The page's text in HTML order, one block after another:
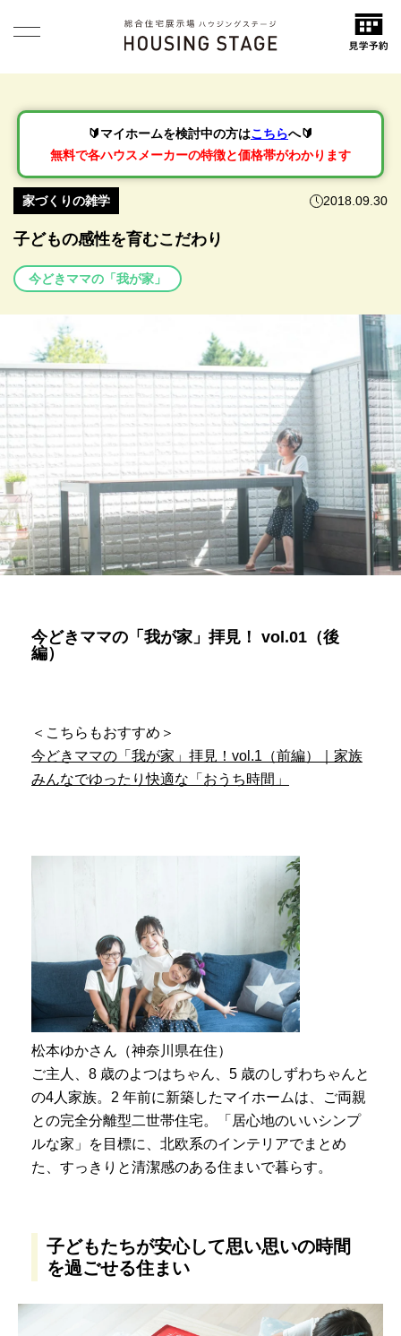
🔰マイホームを検討中の方はこちらへ🔰
無料で各ハウスメーカーの特徴と価格帯がわかります
家づくりの雑学 2018.09.30
子どもの感性を育むこだわり
今どきママの「我が家」
今どきママの「我が家」拝見！ vol.01（後
編）
＜こちらもおすすめ＞
今どきママの「我が家」拝見！vol.1（前編）｜家族
みんなでゆったり快適な「おうち時間」
松本ゆかさん（神奈川県在住）
ご主人、8 歳のよつはちゃん、5 歳のしずわちゃんと
の4人家族。2 年前に新築したマイホームは、ご両親
との完全分離型二世帯住宅。「居心地のいいシンプ
ルな家」を目標に、北欧系のインテリアでまとめ
た、すっきりと清潔感のある住まいで暮らす。
子どもたちが安心して思い思いの時間
を過ごせる住まい